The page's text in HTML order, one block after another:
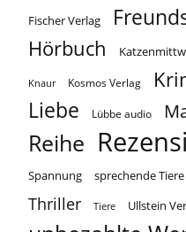
Fischer Verlag
Hörbuch
Knaur Kosmos Verlag
Liebe Lübbe audio
Reihe
Spannung sprechende Tiere
Thriller Tiere Ullstein